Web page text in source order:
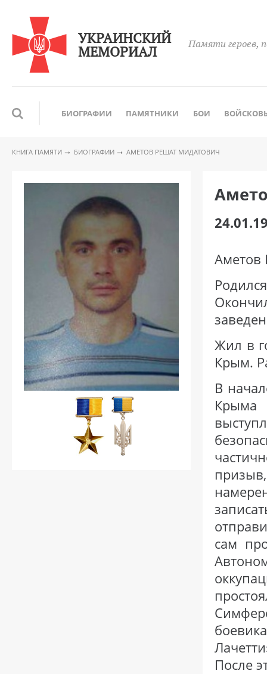
УКРАИНСКИЙ
МЕМОРИАЛ Памяти героев,
БИОГРАФИИ ПАМЯТНИКИ БОИ
КНИГА ПАМЯТИ БИОГРАФИИ АМЕТОВ РЕШАТ МИДАТОВИЧ
Аметов
Жил в
Крым.
В
Крыма
сам
После